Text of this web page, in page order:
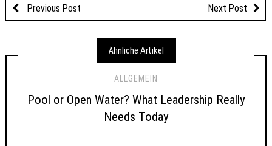
Previous Post Next Post
Ähnliche Artikel
ALLGEMEIN
Pool or Open Water? What Leadership Really
Needs Today